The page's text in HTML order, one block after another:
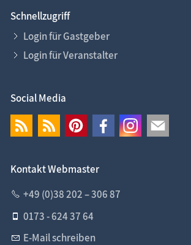
Schnellzugriff
Login für Gastgeber
Login für Veranstalter
Social Media
Kontakt Webmaster
+49 (0)38 202 – 306 87
0173 - 624 37 64
E-Mail schreiben